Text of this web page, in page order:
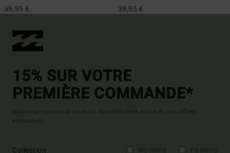
39,95 € 39,95 €
15% SUR VOTRE
PREMIÈRE COMMANDE*
Abonnez-vous pour recevoir nos dernières actus et nos offres
exclusives.
Collection